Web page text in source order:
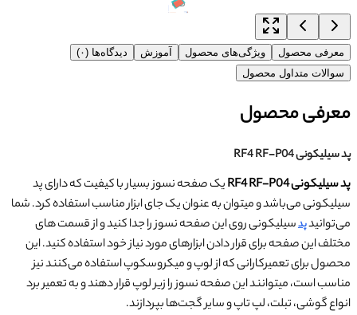
معرفی محصول ویژگی‌های محصول آموزش
دیدگاه‌ها (۰)
سوالات متداول محصول
معرفی محصول
پد سیلیکونی RF4 RF-P04
پد سیلیکونی RF4 RF-P04
یک صفحه نسوز بسیار با کیفیت که دارای پد
سیلیکونی می‌باشد و میتوان به عنوان یک جای ابزار مناسب استفاده کرد. شما
می‌توانیدپدسیلیکونی روی این صفحه نسوز را جدا کنید و از قسمت های
مختلف این صفحه برای قرار دادن ابزارهای مورد نیاز خود استفاده کنید. این
محصول برای تعمیرکارانی که از لوپ و میکروسکوپ استفاده می‌کنند نیز
مناسب است، میتوانند این صفحه نسوز را زیر لوپ قرار دهند و به تعمیر برد
انواع گوشی، تبلت، لپ تاپ و سایر گجت‌ها بپردازند.